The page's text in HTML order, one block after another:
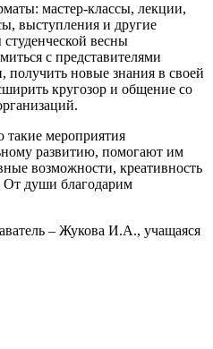
мастер-классы, лекции,
выступления и другие
весны
с представителями
получить новые знания в своей
кругозор и общение со
мероприятия
развитию, помогают им
возможности, креативность
От души благодарим
– Жукова И.А., учащаяся